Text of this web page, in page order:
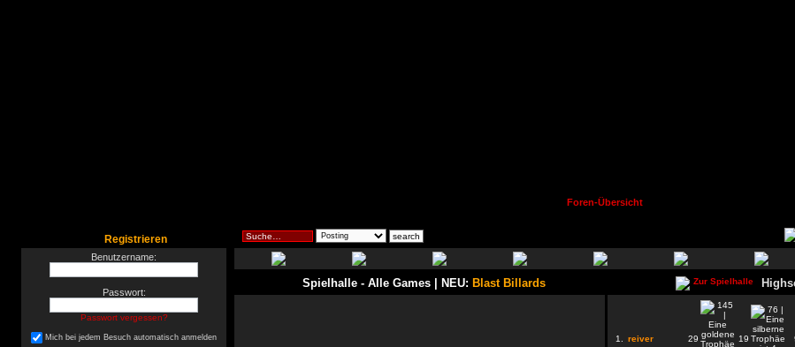
Foren-Übersicht
Registrieren
Benutzername:
Passwort:
Passwort vergessen?
Mich bei jedem Besuch automatisch anmelden
Spielhalle- Alle Games | NEU: Blast Billards
1. reiver 29 19